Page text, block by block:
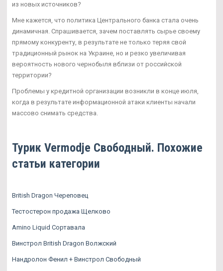
из новых источников?
Мне кажется, что политика Центрального банка стала очень
динамичная. Спрашивается, зачем поставлять сырье своему
прямому конкуренту, в результате не только теряя свой
традиционный рынок на Украине, но и резко увеличивая
вероятность нового чернобыля вблизи от российской
территории?
Проблемы у кредитной организации возникли в конце июля,
когда в результате информационной атаки клиенты начали
массово снимать средства.
Турик Vermodje Свободный. Похожие
статьи категории
British Dragon Череповец
Тестостерон продажа Щелково
Amino Liquid Сортавала
Винстрол British Dragon Волжский
Нандролон Фенил + Винстрол Свободный